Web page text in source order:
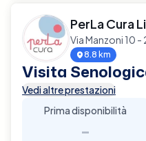
PerLa Cura
Via Manzoni 10
8.8 km
Visita
Vedi altre prestazioni
Prima disponibilità
-